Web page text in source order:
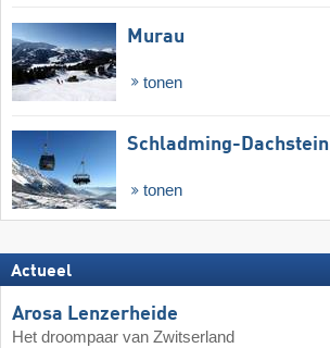
Murau
tonen
Schladming-Dachstein
tonen
Actueel
Arosa Lenzerheide
Het droompaar van Zwitserland